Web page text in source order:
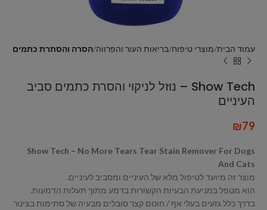
עמוד הבית מוצרי טיפוח בריאות העור והפרווה הסרה והסתרת כתמים
Show Tech – נוזל לניקוי והסרת כתמים סביב
העיניים
₪79
Show Tech – No More Tears Tear Stain Remover For Dogs
And Cats
מוצר זה מיועד לטיפול מלא של העיניים ומסביב לעיניים.
הוא מטפל במניעת הבעיות הקשורות בדמע מתוך תעלות הדמעות.
בדרך כלל גזעים בעלי אף / חוטם קצר סובלים מבעיה של סתימות בצינור